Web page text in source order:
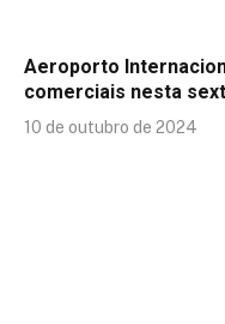
Aeroporto
comerciais nesta
10 de outubro de 2024